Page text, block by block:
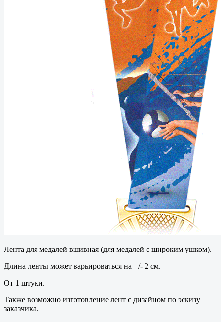
Лента для медалей вшивная (для медалей с широким ушком).
Длина ленты может варьироваться на +/- 2 см.
От 1 штуки.
Также возможно изготовление лент с дизайном по эскизу
заказчика.